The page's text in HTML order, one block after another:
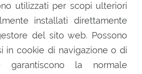
utilizzati per scopi ulteriori
installati direttamente
del sito web. Possono
in cookie di navigazione o di
garantiscono la normale